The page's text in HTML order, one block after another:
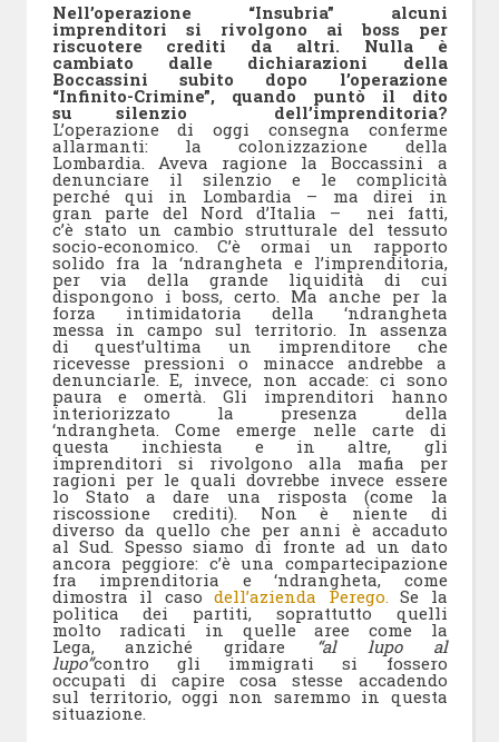
Nell’operazione “Insubria” alcuni
imprenditori si rivolgono ai boss per
riscuotere crediti da altri. Nulla è
cambiato dalle dichiarazioni della
Boccassini subito dopo l’operazione
“Infinito-Crimine”, quando puntò il dito
su silenzio dell’imprenditoria?
L’operazione di oggi consegna conferme
allarmanti: la colonizzazione della
Lombardia. Aveva ragione la Boccassini a
denunciare il silenzio e le complicità
perché qui in Lombardia – ma direi in
gran parte del Nord d’Italia – nei fatti,
c’è stato un cambio strutturale del tessuto
socio-economico. C’è ormai un rapporto
solido fra la ‘ndrangheta e l’imprenditoria,
per via della grande liquidità di cui
dispongono i boss, certo. Ma anche per la
forza intimidatoria della ‘ndrangheta
messa in campo sul territorio. In assenza
di quest’ultima un imprenditore che
ricevesse pressioni o minacce andrebbe a
denunciarle. E, invece, non accade: ci sono
paura e omertà. Gli imprenditori hanno
interiorizzato la presenza della
‘ndrangheta. Come emerge nelle carte di
questa inchiesta e in altre, gli
imprenditori si rivolgono alla mafia per
ragioni per le quali dovrebbe invece essere
lo Stato a dare una risposta (come la
riscossione crediti). Non è niente di
diverso da quello che per anni è accaduto
al Sud. Spesso siamo di fronte ad un dato
ancora peggiore: c’è una compartecipazione
fra imprenditoria e ‘ndrangheta, come
dimostra il caso dell’azienda Perego.Se la
politica dei partiti, soprattutto quelli
molto radicati in quelle aree come la
Lega, anziché gridare “al lupo al
lupo”contro gli immigrati si fossero
occupati di capire cosa stesse accadendo
sul territorio, oggi non saremmo in questa
situazione.